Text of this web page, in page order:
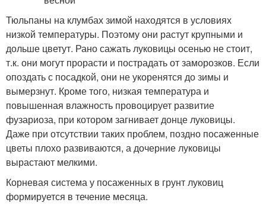
Тюльпаны на клумбах зимой находятся в условиях
низкой температуры. Поэтому они растут крупными и
дольше цветут. Рано сажать луковицы осенью не стоит,
т.к. они могут прорасти и пострадать от заморозков. Если
опоздать с посадкой, они не укоренятся до зимы и
вымерзнут. Кроме того, низкая температура и
повышенная влажность провоцирует развитие
фузариоза, при котором загнивает донце луковицы.
Даже при отсутствии таких проблем, поздно посаженные
цветы плохо развиваются, а дочерние луковицы
вырастают мелкими.
Корневая система у посаженных в грунт луковиц
формируется в течение месяца.